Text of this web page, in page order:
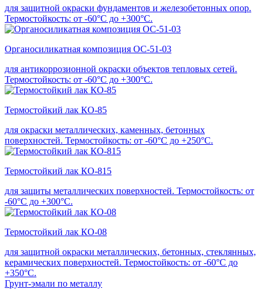
для защитной окраски фундаментов и железобетонных опор.
Термостойкость: от -60°С до +300°С.
Органосиликатная композиция ОС-51-03
для антикоррозионной окраски объектов тепловых сетей.
Термостойкость: от -60°С до +300°С.
Термостойкий лак КО-85
для окраски металлических, каменных, бетонных
поверхностей. Термостойкость: от -60°С до +250°С.
Термостойкий лак КО-815
для защиты металлических поверхностей. Термостойкость: от
-60°С до +300°С.
Термостойкий лак КО-08
для защитной окраски металлических, бетонных, стеклянных,
керамических поверхностей. Термостойкость: от -60°С до
+350°С.
Грунт-эмали по металлу